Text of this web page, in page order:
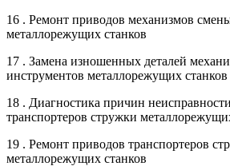
16 . Ремонт приводов механизмов
металлорежущих станков
17 . Замена изношенных деталей
инструментов металлорежущих станков
18 . Диагностика причин
транспортеров стружки
19 . Ремонт приводов транспортеров
металлорежущих станков